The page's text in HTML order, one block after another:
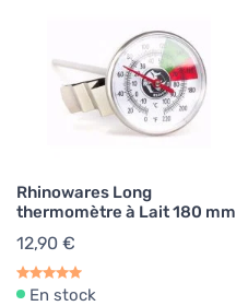
Rhinowares Long
thermomètre à Lait 180 mm
12,90 €
En stock